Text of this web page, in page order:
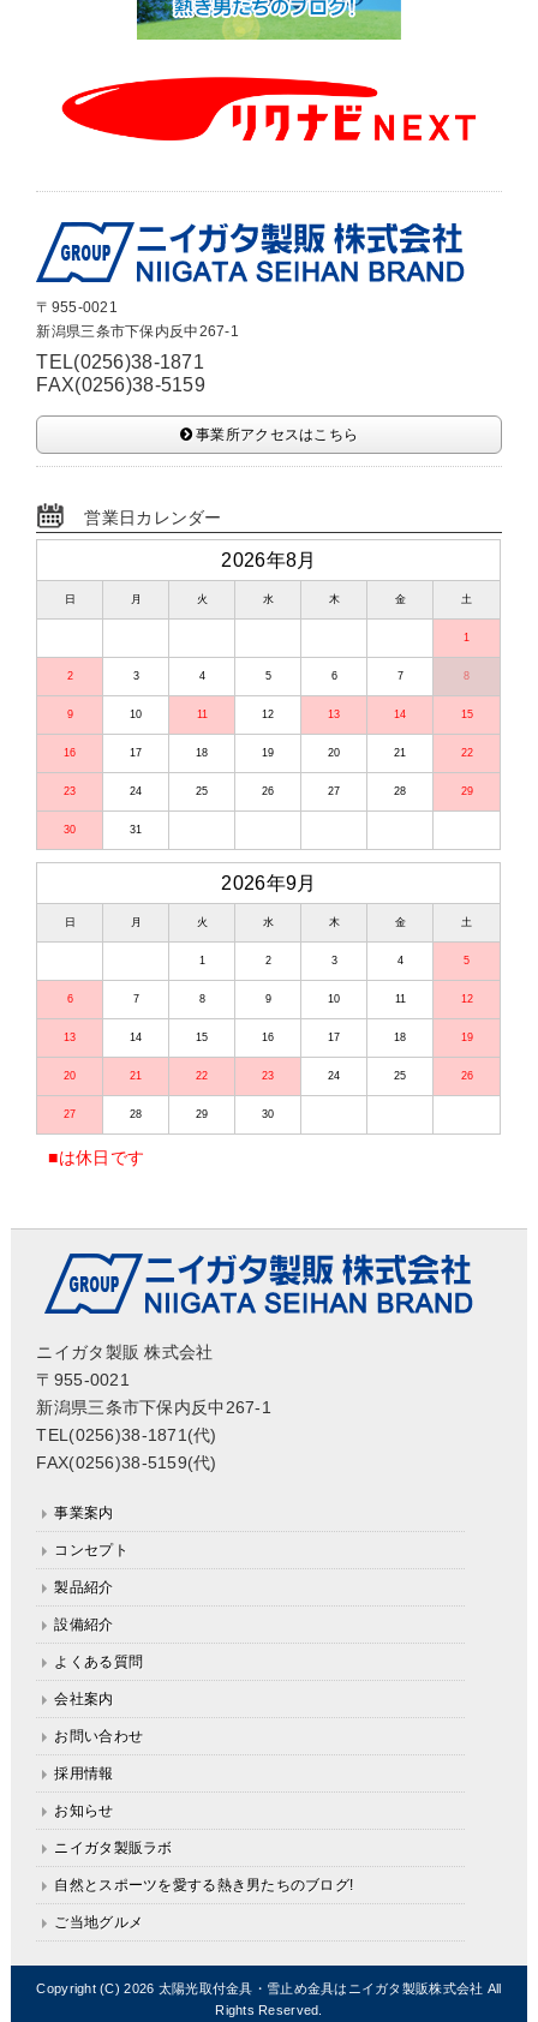
〒955-0021
新潟県三条市下保内反中267-1
TEL(0256)38-1871
FAX(0256)38-5159
事業所アクセスはこちら
営業日カレンダー
2026年8月
日 月 火 水 木 金 土
1
2 3 4 5 6 7 8
9 10 11 12 13 14 15
16 17 18 19 20 21 22
23 24 25 26 27 28 29
30 31
2026年9月
日 月 火 水 木 金 土
1 2 3 4 5
6 7 8 9 10 11 12
13 14 15 16 17 18 19
20 21 22 23 24 25 26
27 28 29 30
■は休日です
ニイガタ製販 株式会社
〒955-0021
新潟県三条市下保内反中267-1
TEL(0256)38-1871(代)
FAX(0256)38-5159(代)
事業案内
コンセプト
製品紹介
設備紹介
よくある質問
会社案内
お問い合わせ
採用情報
お知らせ
ニイガタ製販ラボ
自然とスポーツを愛する熱き男たちのブログ!
ご当地グルメ
Copyright (C) 2026 太陽光取付金具・雪止め金具はニイガタ製販株式会社 All
Rights Reserved.